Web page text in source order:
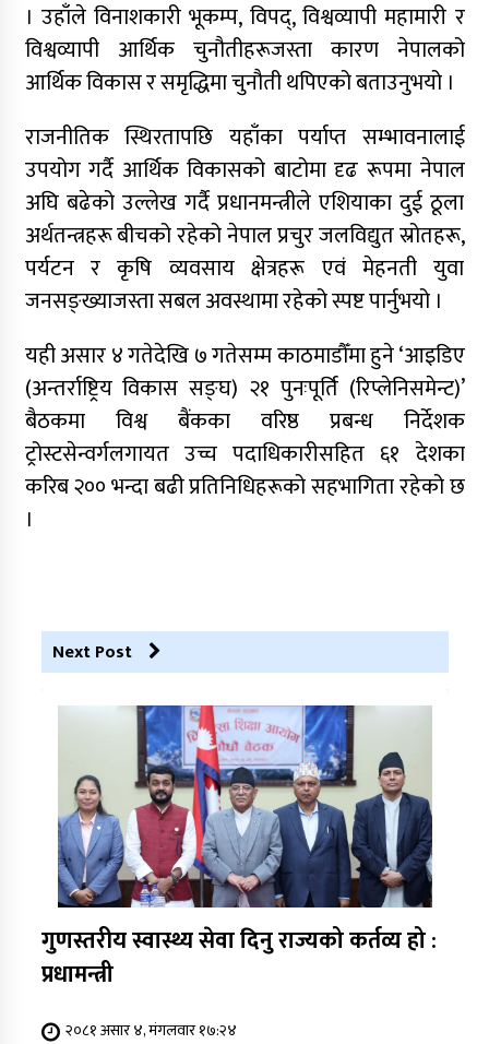
। उहाँले विनाशकारी भूकम्प, विपद्, विश्वव्यापी महामारी र
विश्वव्यापी आर्थिक चुनौतीहरूजस्ता कारण नेपालको
आर्थिक विकास र समृद्धिमा चुनौती थपिएको बताउनुभयो ।
राजनीतिक स्थिरतापछि यहाँका पर्याप्त सम्भावनालाई
उपयोग गर्दै आर्थिक विकासको बाटोमा दृढ रूपमा नेपाल
अघि बढेको उल्लेख गर्दै प्रधानमन्त्रीले एशियाका दुई ठूला
अर्थतन्त्रहरू बीचको रहेको नेपाल प्रचुर जलविद्युत स्रोतहरू,
पर्यटन र कृषि व्यवसाय क्षेत्रहरू एवं मेहनती युवा
जनसङ्ख्याजस्ता सबल अवस्थामा रहेको स्पष्ट पार्नुभयो ।
यही असार ४ गतेदेखि ७ गतेसम्म काठमाडौँमा हुने ‘आइडिए
(अन्तर्राष्ट्रिय विकास सङ्घ) २१ पुनःपूर्ति (रिप्लेनिसमेन्ट)’
बैठकमा विश्व बैंकका वरिष्ठ प्रबन्ध निर्देशक
ट्रोस्टसेन्वर्गलगायत उच्च पदाधिकारीसहित ६१ देशका
करिब २०० भन्दा बढी प्रतिनिधिहरूको सहभागिता रहेको छ
।
Next Post
गुणस्तरीय स्वास्थ्य सेवा दिनु राज्यको कर्तव्य हो :
प्रधामन्त्री
२०८१ असार ४, मंगलवार १७:२४